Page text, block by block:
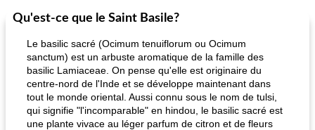
Qu'est-ce que le Saint Basile?
Le basilic sacré (Ocimum tenuiflorum ou Ocimum
sanctum) est un arbuste aromatique de la famille des
basilic Lamiaceae. On pense qu'elle est originaire du
centre-nord de l'Inde et se développe maintenant dans
tout le monde oriental. Aussi connu sous le nom de tulsi,
qui signifie "l'incomparable" en hindou, le basilic sacré est
une plante vivace au léger parfum de citron et de fleurs